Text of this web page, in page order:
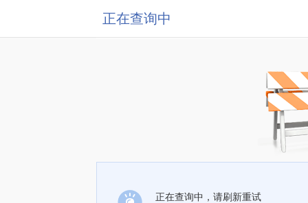
正在查询中
正在查询中，请刷新重试